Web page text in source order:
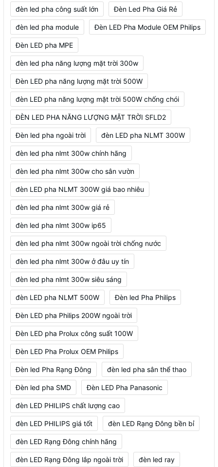
đèn led pha công suất lớn Đèn Led Pha Giá Rẻ
đèn led pha module Đèn LED Pha Module OEM Philips
Đèn LED pha MPE
đèn led pha năng lượng mặt trời 300w
Đèn LED pha năng lượng mặt trời 500W
đèn LED pha năng lượng mặt trời 500W chống chói
ĐÈN LED PHA NĂNG LƯỢNG MẶT TRỜI SFLD2
Đèn led pha ngoài trời đèn LED pha NLMT 300W
đèn led pha nlmt 300w chính hãng
đèn led pha nlmt 300w cho sân vườn
đèn LED pha NLMT 300W giá bao nhiêu
đèn led pha nlmt 300w giá rẻ
đèn led pha nlmt 300w ip65
đèn led pha nlmt 300w ngoài trời chống nước
đèn led pha nlmt 300w ở đâu uy tín
đèn led pha nlmt 300w siêu sáng
đèn LED pha NLMT 500W Đèn led Pha Philips
Đèn LED pha Philips 200W ngoài trời
Đèn LED pha Prolux công suất 100W
Đèn LED Pha Prolux OEM Philips
Đèn led Pha Rạng Đông đèn led pha sân thể thao
Đèn led pha SMD Đèn LED Pha Panasonic
đèn LED PHILIPS chất lượng cao
đèn LED PHILIPS giá tốt đèn LED Rạng Đông bền bỉ
đèn LED Rạng Đông chính hãng
đèn LED Rạng Đông lắp ngoài trời đèn led ray